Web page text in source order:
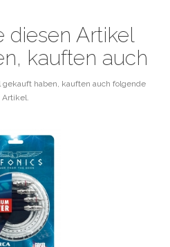
diesen Artikel
kauften auch
haben, kauften auch folgende
Artikel.